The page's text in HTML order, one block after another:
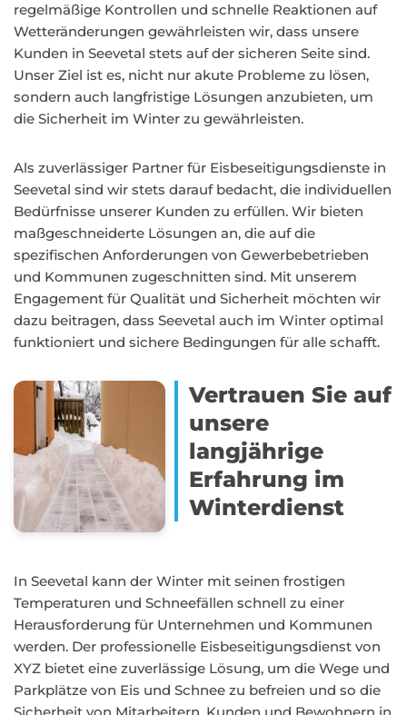
regelmäßige Kontrollen und schnelle Reaktionen auf
Wetteränderungen gewährleisten wir, dass unsere
Kunden in Seevetal stets auf der sicheren Seite sind.
Unser Ziel ist es, nicht nur akute Probleme zu lösen,
sondern auch langfristige Lösungen anzubieten, um
die Sicherheit im Winter zu gewährleisten.
Als zuverlässiger Partner für Eisbeseitigungsdienste in
Seevetal sind wir stets darauf bedacht, die individuellen
Bedürfnisse unserer Kunden zu erfüllen. Wir bieten
maßgeschneiderte Lösungen an, die auf die
spezifischen Anforderungen von Gewerbebetrieben
und Kommunen zugeschnitten sind. Mit unserem
Engagement für Qualität und Sicherheit möchten wir
dazu beitragen, dass Seevetal auch im Winter optimal
funktioniert und sichere Bedingungen für alle schafft.
Vertrauen Sie auf
unsere
langjährige
Erfahrung im
Winterdienst
In Seevetal kann der Winter mit seinen frostigen
Temperaturen und Schneefällen schnell zu einer
Herausforderung für Unternehmen und Kommunen
werden. Der professionelle Eisbeseitigungsdienst von
XYZ bietet eine zuverlässige Lösung, um die Wege und
Parkplätze von Eis und Schnee zu befreien und so die